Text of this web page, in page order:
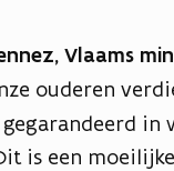
Vlaams
ouderen
in
is een